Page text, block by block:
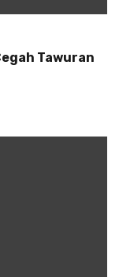
Tawuran